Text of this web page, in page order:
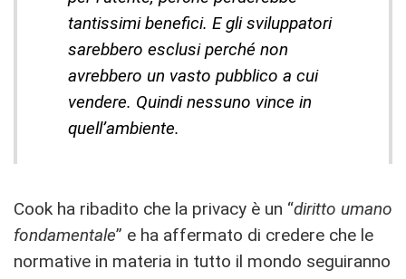
tantissimi benefici. E gli sviluppatori
sarebbero esclusi perché non
avrebbero un vasto pubblico a cui
vendere. Quindi nessuno vince in
quell’ambiente.
Cook ha ribadito che la privacy è un “diritto umano
fondamentale” e ha affermato di credere che le
normative in materia in tutto il mondo seguiranno